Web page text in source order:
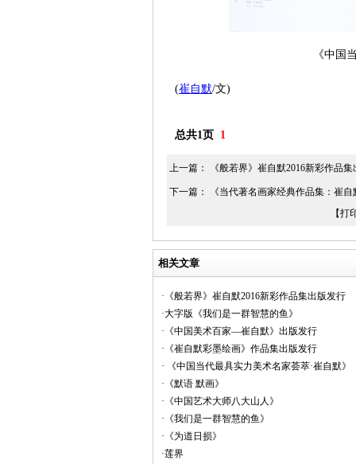
《中国
(崔自默/文)
总共1页 1
上一篇： 《般若界》崔自默2016新彩作品
下一篇：
《当代著名画家经典作品集：崔
【打
相关文章
·《般若界》崔自默2016新彩作品集出版发行
·大字版《我们是一群智慧的鱼》
·《中国美术百家—崔自默》出版发行
·《崔自默彩墨绘画》作品集出版发行
· 《中国当代最具实力美术名家荟萃·崔自默》
·《默语 默画》
·《中国艺术大师八大山人》
·《我们是一群智慧的鱼》
·《为道日损》
·莲界